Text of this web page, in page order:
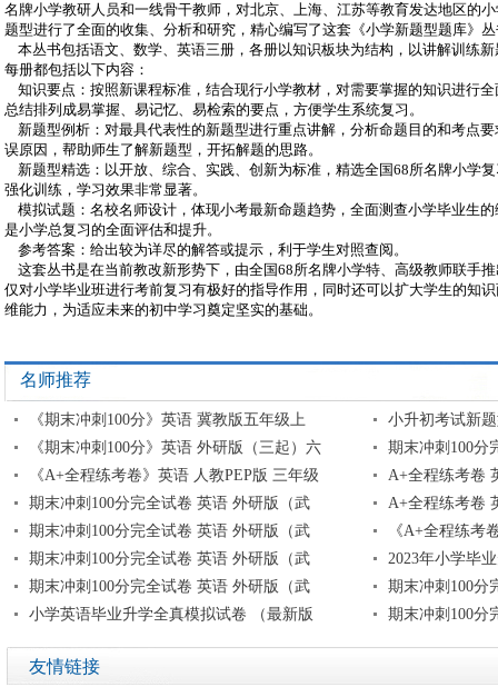
名牌小学教研人员和一线骨干教师，对北京、上海、江苏等教育发达地区的
题型进行了全面的收集、分析和研究，精心编写了这套《小学新题型题库》
本丛书包括语文、数学、英语三册，各册以知识板块为结构，以讲解训练
每册都包括以下内容：
知识要点：按照新课程标准，结合现行小学教材，对需要掌握的知识进行
总结排列成易掌握、易记忆、易检索的要点，方便学生系统复习。
新题型例析：对最具代表性的新题型进行重点讲解，分析命题目的和考点
误原因，帮助师生了解新题型，开拓解题的思路。
新题型精选：以开放、综合、实践、创新为标准，精选全国68所名牌小学
强化训练，学习效果非常显著。
模拟试题：名校名师设计，体现小考最新命题趋势，全面测查小学毕业生
是小学总复习的全面评估和提升。
参考答案：给出较为详尽的解答或提示，利于学生对照查阅。
这套丛书是在当前教改新形势下，由全国68所名牌小学特、高级教师联手
仅对小学毕业班进行考前复习有极好的指导作用，同时还可以扩大学生的知
维能力，为适应未来的初中学习奠定坚实的基础。
名师推荐
《期末冲刺100分》英语 冀教版五年级上
《期末冲刺100分》英语 外研版（三起）六
《A+全程练考卷》英语 人教PEP版 三年级
期末冲刺100分完全试卷 英语 外研版（武
期末冲刺100分完全试卷 英语 外研版（武
期末冲刺100分完全试卷 英语 外研版（武
期末冲刺100分完全试卷 英语 外研版（武
小学英语毕业升学全真模拟试卷 （最新版
小升初考试新
期末冲刺100分
A+全程练考卷
A+全程练考卷
《A+全程练考
2023年小学毕
期末冲刺100分
期末冲刺100分
友情链接